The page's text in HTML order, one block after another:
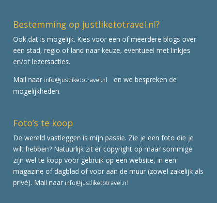
Bestemming op justliketotravel.nl?
Ook dat is mogelijk. Kies voor een of meerdere blogs over
een stad, regio of land naar keuze, eventueel met linkjes
en/of lezersacties.
Mail naar info@justliketotravel.nl
en we bespreken de
mogelijkheden.
Foto’s te koop
De wereld vastleggen is mijn passie. Zie je een foto die je
wilt hebben? Natuurlijk zit er copyright op maar sommige
zijn wel te koop voor gebruik op een website, in een
magazine of dagblad of voor aan de muur (zowel zakelijk als
privé). Mail naar info@justliketotravel.nl